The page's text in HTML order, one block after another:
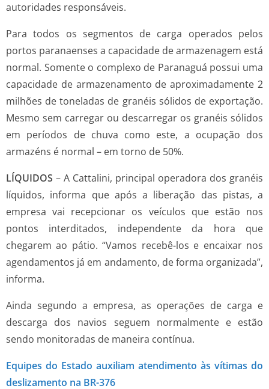
autoridades responsáveis.
Para todos os segmentos de carga operados pelos
portos paranaenses a capacidade de armazenagem está
normal. Somente o complexo de Paranaguá possui uma
capacidade de armazenamento de aproximadamente 2
milhões de toneladas de granéis sólidos de exportação.
Mesmo sem carregar ou descarregar os granéis sólidos
em períodos de chuva como este, a ocupação dos
armazéns é normal – em torno de 50%.
LÍQUIDOS – A Cattalini, principal operadora dos granéis
líquidos, informa que após a liberação das pistas, a
empresa vai recepcionar os veículos que estão nos
pontos interditados, independente da hora que
chegarem ao pátio. “Vamos recebê-los e encaixar nos
agendamentos já em andamento, de forma organizada”,
informa.
Ainda segundo a empresa, as operações de carga e
descarga dos navios seguem normalmente e estão
sendo monitoradas de maneira contínua.
Equipes do Estado auxiliam atendimento às vítimas do
deslizamento na BR-376